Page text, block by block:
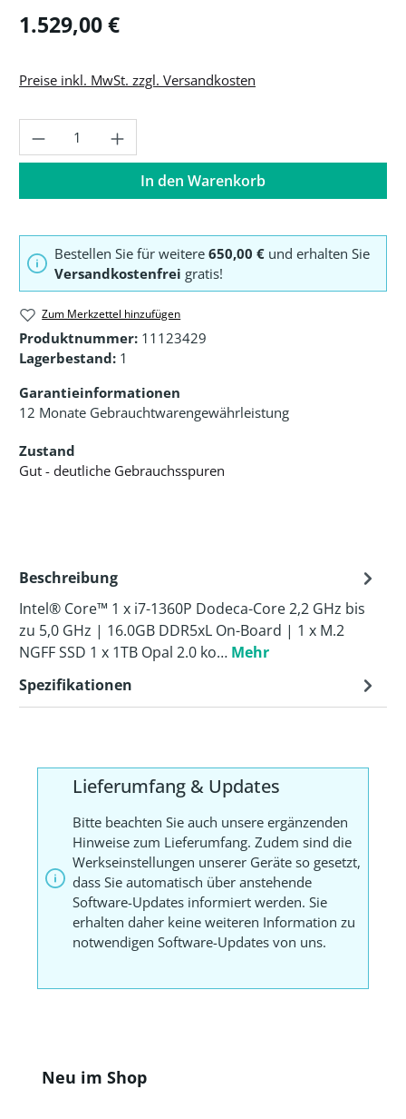
Regulärer Preis:
1.529,00 €
Preise inkl. MwSt. zzgl. Versandkosten
Produkt Anzahl: Gib den gewünschten
In den Warenkorb
Bestellen Sie für weitere 650,00 € und erhalten Sie
Versandkostenfrei gratis!
Zum Merkzettel hinzufügen
Produktnummer: 11123429
Lagerbestand: 1
Garantieinformationen
12 Monate Gebrauchtwarengewährleistung
Zustand
Gut - deutliche Gebrauchsspuren
Beschreibung
Intel® Core™ 1 x i7-1360P Dodeca-Core 2,2 GHz bis
zu 5,0 GHz | 16.0GB DDR5xL On-Board | 1 x M.2
NGFF SSD 1 x 1TB Opal 2.0 ko… Mehr
Spezifikationen
Lieferumfang & Updates
Bitte beachten Sie auch unsere ergänzenden
Hinweise zum Lieferumfang. Zudem sind die
Werkseinstellungen unserer Geräte so gesetzt,
dass Sie automatisch über anstehende
Software-Updates informiert werden. Sie
erhalten daher keine weiteren Information zu
notwendigen Software-Updates von uns.
Produktgalerie überspringen
Neu im Shop